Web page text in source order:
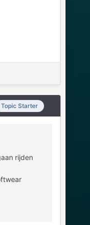
Topic Starter
rijden